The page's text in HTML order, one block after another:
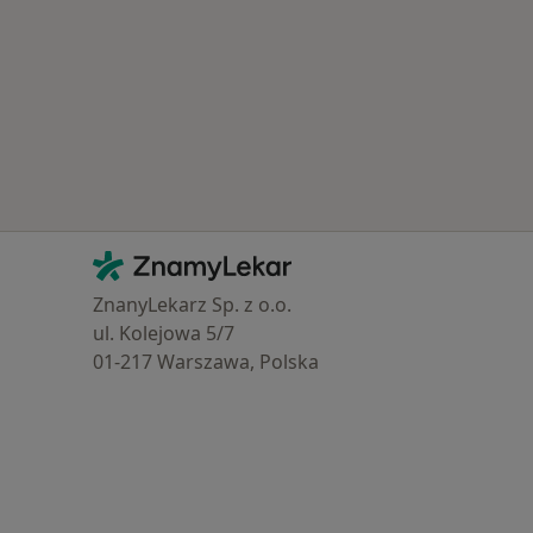
Kontakt
ZnamyLekar - Hlavní stránka
ZnanyLekarz Sp. z o.o.
ul. Kolejowa 5/7
01-217 Warszawa, Polska